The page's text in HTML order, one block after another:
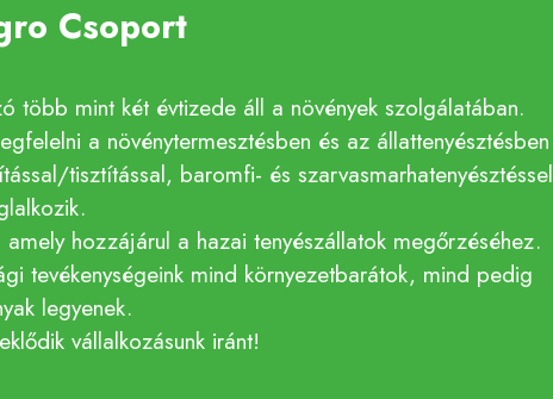
Csoport
több mint két évtizede áll a növények szolgálatában.
a növénytermesztésben és az állattenyésztésben
tisztítással, baromfi- és szarvasmarhatenyésztéssel
hozzájárul a hazai tenyészállatok megőrzéséhez.
tevékenységeink mind környezetbarátok, mind pedig
legyenek.
vállalkozásunk iránt!